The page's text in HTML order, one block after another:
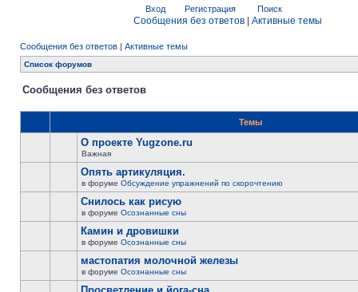
Вход Регистрация Поиск
Сообщения без ответов Активные темы
Сообщения без ответов | Активные темы
Список форумов
Сообщения без ответов
Темы
О проекте Yugzone.ru
Важная
Опять артикуляция.
в форуме Обсуждение упражнений по скорочтению
Снилось как рисую
в форуме Осознанные сны
Камин и дровишки
в форуме Осознанные сны
мастопатия молочной железы
в форуме Осознанные сны